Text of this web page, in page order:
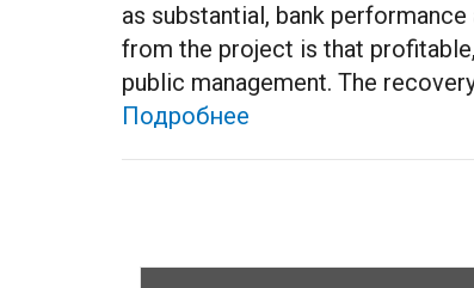
as substantial, bank
from the project is that
public management. The
Подробнее